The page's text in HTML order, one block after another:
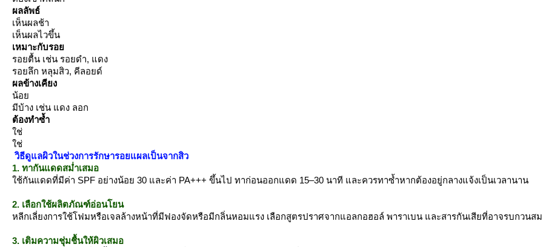
ผลลัพธ์
เห็นผลช้า
เห็นผลไวขึ้น
เหมาะกับรอ
รอยตื้น เช่น รอยดำ, แดง
รอยลึก หลุมสิว, คีลอยด์
ผลข้างเคียง
น้อ
มีบ้าง เช่น แดง ลอก
ต้องทำซ้ำ
ช่
ช่
วิธีดูแลผิวในช่วงการรักษารอยแผลเป็นจากสิว
1. ทากันแดดสม่ำเสมอ
ช้กันแดดที่มีค่า SPF อย่างน้อย 30 และค่า PA+++ ขึ้นไป ทาก่อนออกแดด 15–30 นาที และควรทาซ้ำหากต้องอยู่กลางแจ้งเป็นเวลานาน
2. เลือกใช้ผลิตภัณฑ์อ่อนโยน
หลีกเลี่ยงการใช้โฟมหรือเจลล้างหน้าที่มีฟองจัดหรือมีกลิ่นหอมแรง เลือกสูตรปราศจากแอลกอฮอล์ พาราเบน และสารกันเสียที่อาจรบกวนส
3. เติมความชุ่มชื้นให้ผิวเสมอ